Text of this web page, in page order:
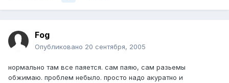
Fog
Опубликовано 20 сентября, 2005
нормально там все паяется. сам паяю, сам разьемы
обжимаю. проблем небыло. просто надо акуратно и